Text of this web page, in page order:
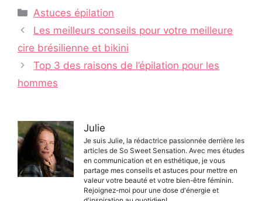
Catégories
Astuces épilation
Navigation
des
Les meilleurs conseils pour votre meilleure
cire brésilienne et bikini
Top 3 des raisons de l’épilation pour les
hommes
Julie
Je suis Julie, la rédactrice passionnée derrière les
articles de So Sweet Sensation. Avec mes études
en communication et en esthétique, je vous
partage mes conseils et astuces pour mettre en
valeur votre beauté et votre bien-être féminin.
Rejoignez-moi pour une dose d'énergie et